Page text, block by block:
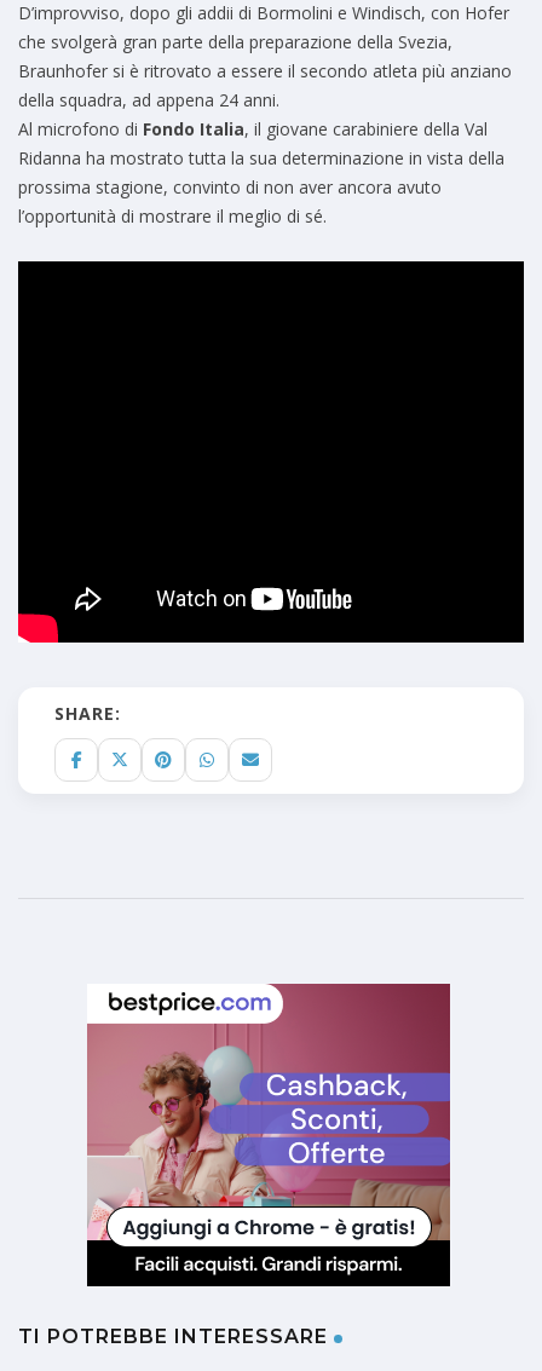
D’improvviso, dopo gli addii di Bormolini e Windisch, con Hofer
che svolgerà gran parte della preparazione della Svezia,
Braunhofer si è ritrovato a essere il secondo atleta più anziano
della squadra, ad appena 24 anni.
Al microfono di Fondo Italia, il giovane carabiniere della Val
Ridanna ha mostrato tutta la sua determinazione in vista della
prossima stagione, convinto di non aver ancora avuto
l’opportunità di mostrare il meglio di sé.
SHARE:
TI POTREBBE INTERESSARE